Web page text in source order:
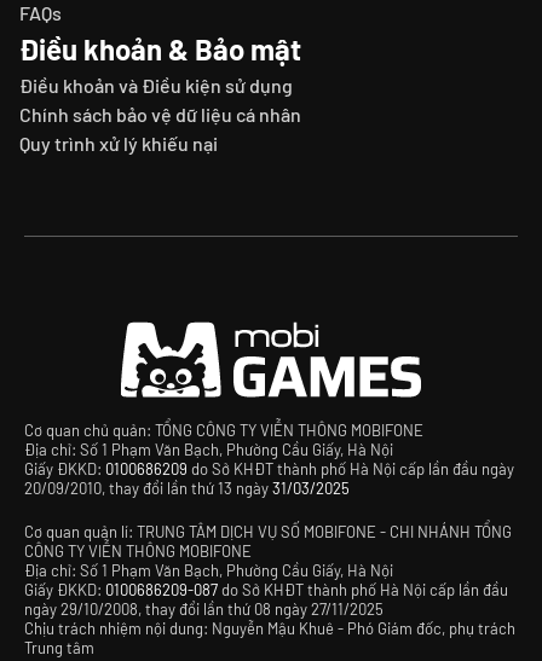
FAQs
Điều khoản & Bảo mật
Điều khoản và Điều kiện sử dụng
Chính sách bảo vệ dữ liệu cá nhân
Quy trình xử lý khiếu nại
Cơ quan chủ quản: TỔNG CÔNG TY VIỄN THÔNG MOBIFONE
Địa chỉ: Số 1 Phạm Văn Bạch, Phường Cầu Giấy, Hà Nội
Giấy ĐKKD: 0100686209 do Sở KHĐT thành phố Hà Nội cấp lần đầu ngày
20/09/2010, thay đổi lần thứ 13 ngày31/03/2025
Cơ quan quản lí: TRUNG TÂM DỊCH VỤ SỐ MOBIFONE - CHI NHÁNH TỔNG
CÔNG TY VIỄN THÔNG MOBIFONE
Địa chỉ: Số 1 Phạm Văn Bạch, Phường Cầu Giấy, Hà Nội
Giấy ĐKKD: 0100686209-087do Sở KHĐT thành phố Hà Nội cấp lần đầu
ngày 29/10/2008, thay đổi lần thứ 08 ngày 27/11/2025
Chịu trách nhiệm nội dung: Nguyễn Mậu Khuê - Phó Giám đốc, phụ trách
Trung tâm